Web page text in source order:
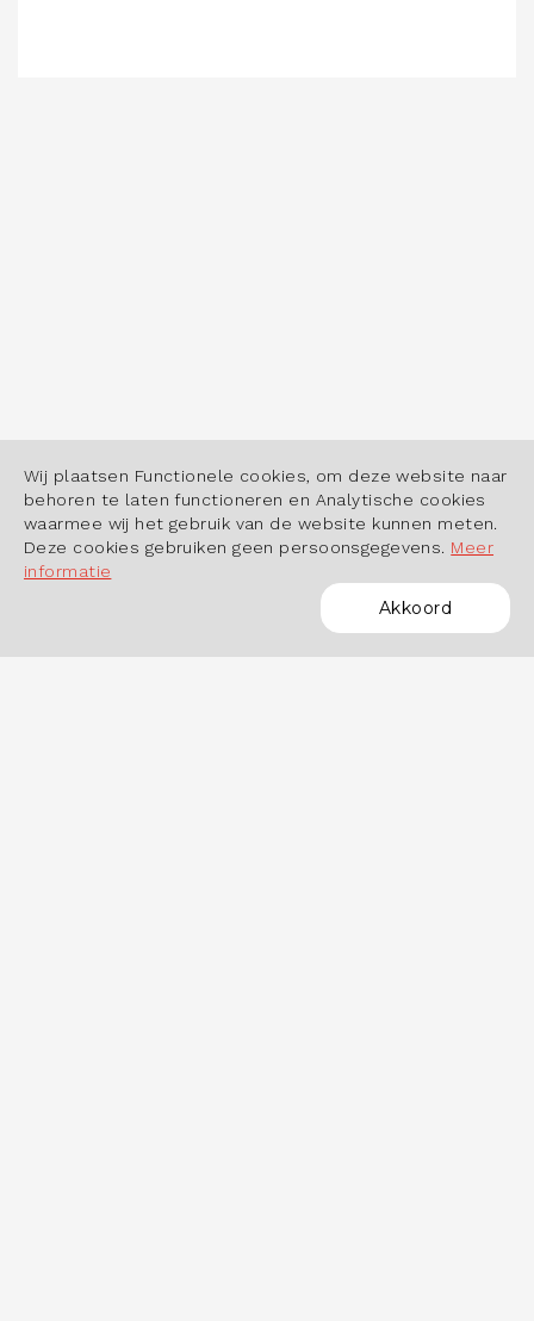
Wij plaatsen Functionele cookies, om deze website naar
behoren te laten functioneren en Analytische cookies
waarmee wij het gebruik van de website kunnen meten.
Deze cookies gebruiken geen persoonsgegevens. Meer
informatie
Akkoord
POWERED BY